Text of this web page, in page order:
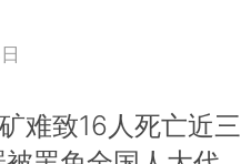
难致16人死亡近三